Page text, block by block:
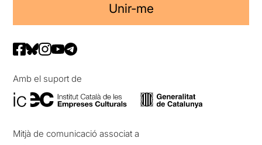
Unir-me
Amb el suport de
Mitjà de comunicació associat a